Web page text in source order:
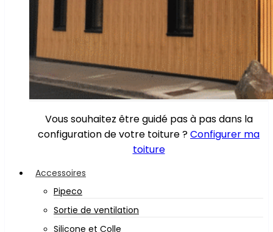
Vous souhaitez être guidé pas à pas dans la
configuration de votre toiture ?Configurer ma
toiture
Accessoires
Pipeco
Sortie de ventilation
Silicone et Colle